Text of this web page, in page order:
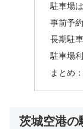
駐車場
事前予
長期駐
駐車場
まとめ
茨城空港の